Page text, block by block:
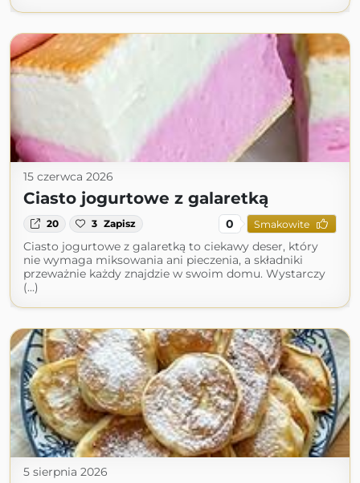
15 czerwca 2026
Ciasto jogurtowe z galaretką
20 3 Zapisz 0 Smakowite
Ciasto jogurtowe z galaretką to ciekawy deser, który
nie wymaga miksowania ani pieczenia, a składniki
przeważnie każdy znajdzie w swoim domu. Wystarczy
(...)
5 sierpnia 2026